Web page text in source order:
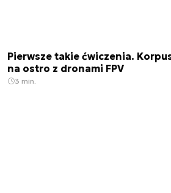
Pierwsze takie ćwiczenia.
na ostro z dronami FPV
3 min.